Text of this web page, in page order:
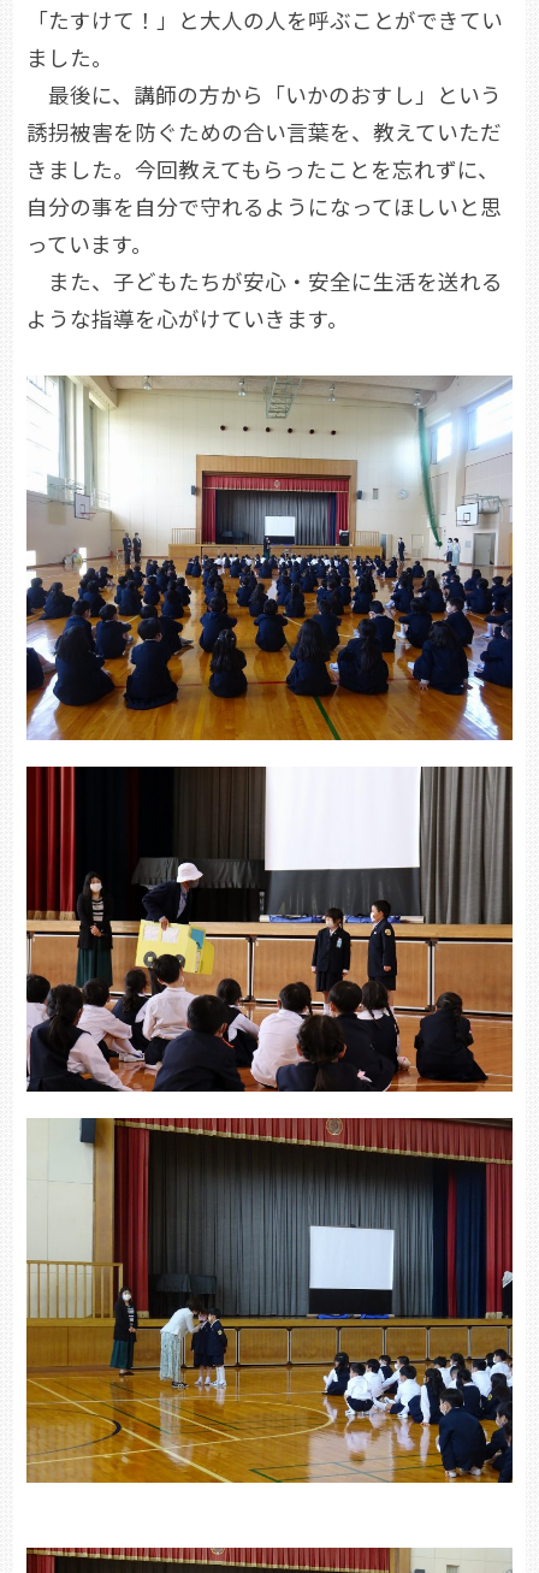
「たすけて！」と大人の人を呼ぶことができてい
ました。
最後に、講師の方から「いかのおすし」という
誘拐被害を防ぐための合い言葉を、教えていただ
きました。今回教えてもらったことを忘れずに、
自分の事を自分で守れるようになってほしいと思
っています。
また、子どもたちが安心・安全に生活を送れる
ような指導を心がけていきます。